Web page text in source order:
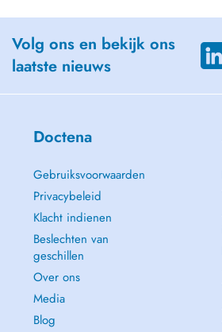
Volg ons en bekijk ons
laatste nieuws
Doctena
Gebruiksvoorwaarden
Privacybeleid
Klacht indienen
Beslechten van
geschillen
Over ons
Media
Blog